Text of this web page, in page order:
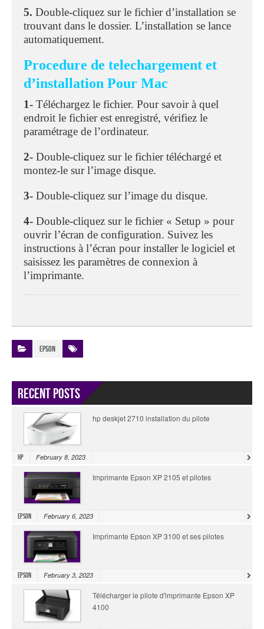
5. Double-cliquez sur le fichier d’installation se
trouvant dans le dossier. L’installation se lance
automatiquement.
Procedure de telechargement et
d’installation Pour Mac
1- Téléchargez le fichier. Pour savoir à quel
endroit le fichier est enregistré, vérifiez le
paramétrage de l’ordinateur.
2- Double-cliquez sur le fichier téléchargé et
montez-le sur l’image disque.
3- Double-cliquez sur l’image du disque.
4- Double-cliquez sur le fichier « Setup » pour
ouvrir l’écran de configuration. Suivez les
instructions à l’écran pour installer le logiciel et
saisissez les paramètres de connexion à
l’imprimante.
Epson
Recent Posts
hp deskjet 2710 installation du pilote
HP February 8, 2023
Imprimante Epson XP 2105 et pilotes
Epson February 6, 2023
Imprimante Epson XP 3100 et ses pilotes
Epson February 3, 2023
Télécharger le pilote d'imprimante Epson XP
4100